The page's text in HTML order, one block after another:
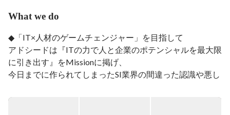
そこでプログラミングに興味を持ち、学習や制作を通
して、比較的自由にサービスやアプリケーションを作成
できるところや、小さなサービスであれば一人でも開発
してリリースできること、形になるまでのスピーディー
さなどに魅力を感じました。
昔は物を作ることで人々に感動を与えたいと思ってい
ましたが、現在は形があるものにこだわらず、サービス
What we do
◆「IT×人材のゲームチェンジャー」を目指して
アドシードは『ITの力で人と企業のポテンシャルを最大限
に引き出す』をMissionに掲げ、
今日までに作られてしまったSI業界の間違った認識や悪し